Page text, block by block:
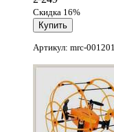
Скидка 16%
Артикул: mrc-